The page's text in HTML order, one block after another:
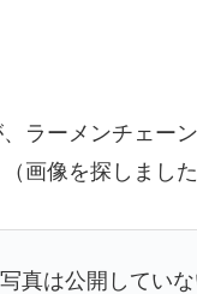
ラーメンチェー
画像を探しまし
真は公開してい